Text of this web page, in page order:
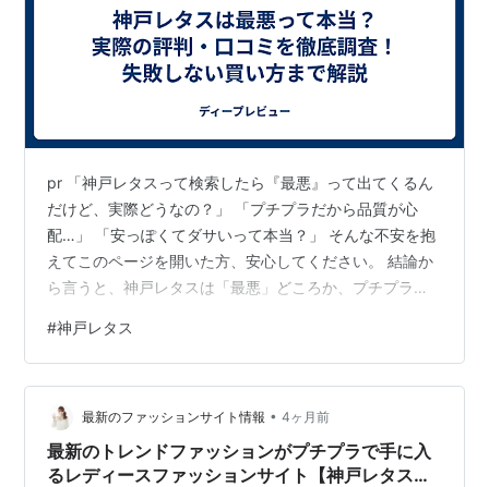
pr 「神戸レタスって検索したら『最悪』って出てくるん
だけど、実際どうなの？」 「プチプラだから品質が心
配…」 「安っぽくてダサいって本当？」 そんな不安を抱
えてこのページを開いた方、安心してください。 結論か
ら言うと、神戸レタスは「最悪」どころか、プチプラの
人気ブランドです。 「最悪」という言葉が検索に出てく
るのは、プチプラゆえの"価格相応の品質"に対する一部
の声が目立っているだけ。実際の口コミを調べると全体
の70%が良い口コミでした。 この記事では、良い評判も
悪い評判も正直にまとめたうえで、神戸レタスで失敗し
ない買い方まで丁寧に解説しま…
#神戸レタス
最新のファッションサイト情報 • 4ヶ月前
最新のトレンドファッションがプチプラで手に入
るレディースファッションサイト【神戸レタス】